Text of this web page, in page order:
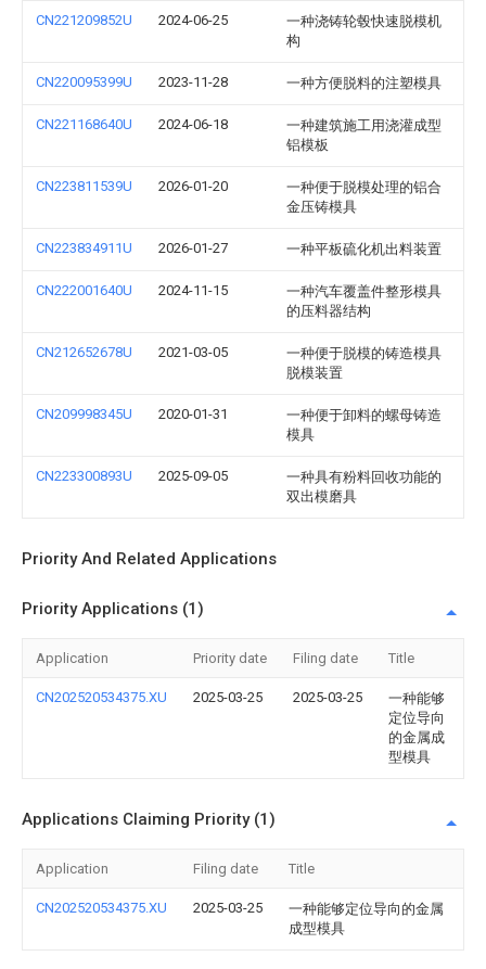
CN221209852U 2024-06-25
一种浇铸轮毂快速脱模机
构
CN220095399U 2023-11-28 一种方便脱料的注塑模具
CN221168640U 2024-06-18
一种建筑施工用浇灌成型
铝模板
CN223811539U 2026-01-20
一种便于脱模处理的铝合
金压铸模具
CN223834911U 2026-01-27 一种平板硫化机出料装置
CN222001640U 2024-11-15
一种汽车覆盖件整形模具
的压料器结构
CN212652678U 2021-03-05
一种便于脱模的铸造模具
脱模装置
CN209998345U 2020-01-31
一种便于卸料的螺母铸造
模具
CN223300893U 2025-09-05
一种具有粉料回收功能的
双出模磨具
Priority And Related Applications
Priority Applications (1)
Application Priority date Filing date Title
CN202520534375.XU 2025-03-25 2025-03-25
一种能够
定位导向
的金属成
型模具
Applications Claiming Priority (1)
Application Filing date Title
CN202520534375.XU 2025-03-25
一种能够定位导向的金属
成型模具